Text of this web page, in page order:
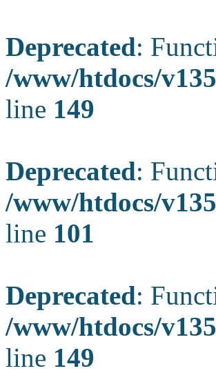
Deprecated:
/www/htdocs/
line 149
Deprecated:
/www/htdocs/
line 101
Deprecated:
/www/htdocs/
line 149